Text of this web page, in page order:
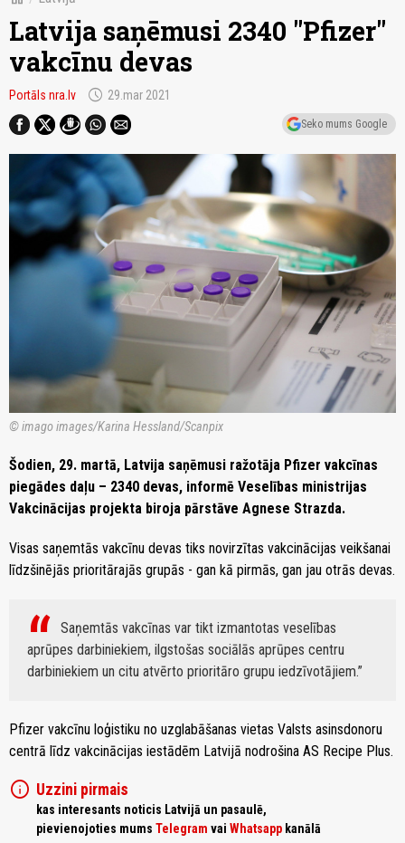
Latvija saņēmusi 2340 "Pfizer"
vakcīnu devas
Portāls nra.lv schedule 29.mar 2021
Seko mums Google
© imago images/Karina Hessland/Scanpix
Šodien, 29. martā, Latvija saņēmusi ražotāja Pfizer vakcīnas
piegādes daļu – 2340 devas, informē Veselības ministrijas
Vakcinācijas projekta biroja pārstāve Agnese Strazda.
Visas saņemtās vakcīnu devas tiks novirzītas vakcinācijas veikšanai
līdzšinējās prioritārajās grupās - gan kā pirmās, gan jau otrās devas.
Saņemtās vakcīnas var tikt izmantotas veselības
aprūpes darbiniekiem, ilgstošas sociālās aprūpes centru
darbiniekiem un citu atvērto prioritāro grupu iedzīvotājiem.
Pfizer vakcīnu loģistiku no uzglabāšanas vietas Valsts asinsdonoru
centrā līdz vakcinācijas iestādēm Latvijā nodrošina AS Recipe Plus.
info Uzzini pirmais
kas interesants noticis Latvijā un pasaulē,
pievienojoties mums Telegram vai Whatsapp kanālā